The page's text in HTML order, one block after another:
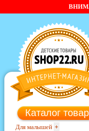
Каталог
Для малышей +